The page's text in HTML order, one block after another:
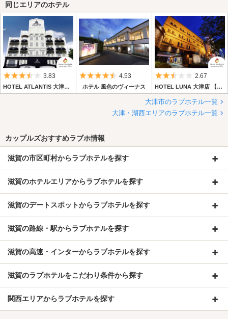
同じエリアのホテル
5つ星のうち3.5
3.83
HOTEL ATLANTIS 大津店 【Best Delight Group】
5つ星のうち4.5
4.53
ホテル 風色のヴィーナス
5つ星のうち
2.67
HOTEL LUNA 大津店 【Best Delight Group】
大津市のラブホテル一覧
大津・湖西エリアのラブホテル一覧
カップルズおすすめラブホ情報
滋賀の市区町村からラブホテルを探す
滋賀のホテルエリアからラブホテルを探す
滋賀のデートスポットからラブホテルを探す
滋賀の路線・駅からラブホテルを探す
滋賀の高速・インターからラブホテルを探す
滋賀のラブホテルをこだわり条件から探す
関西エリアからラブホテルを探す